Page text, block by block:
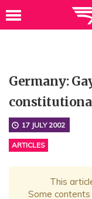
Germany:
17 JULY 2002
ARTICLES
This
Some contents